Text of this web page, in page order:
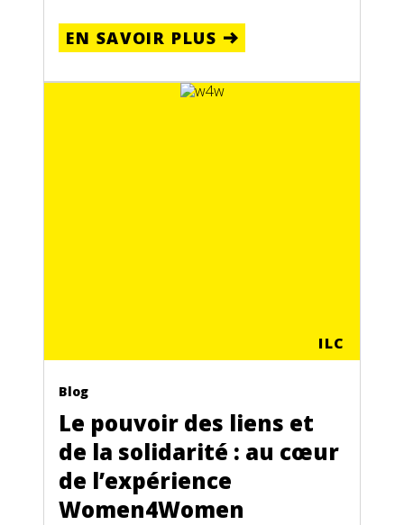
EN SAVOIR PLUS
ILC
Blog
Le pouvoir des liens et
de la solidarité : au cœur
de l’expérience
Women4Women